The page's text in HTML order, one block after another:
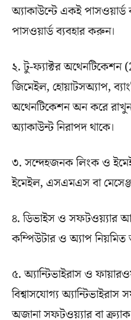
অ্যাকাউন্টে একই পাসওয়ার্ড
পাসওয়ার্ড ব্যবহার করুন।
২. টু-ফ্যাক্টর
জিমেইল, হোয়াটসঅ্যাপ,
অথেনটিকেশন অন করে
অ্যাকাউন্ট নিরাপদ থাকে।
৩. সন্দেহজনক লিংক ও
ইমেইল, এসএমএস বা
৪. ডিভাইস ও সফটওয়্যার
কম্পিউটার ও অ্যাপ
৫. অ্যান্টিভাইরাস ও
বিশ্বাসযোগ্য
অজানা সফটওয়্যার বা